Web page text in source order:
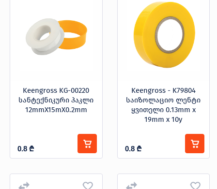
Keengross KG-00220
სანტექნიკური პაკლი
12mmX15mX0.2mm
0.8 ₾
Keengross - K79804
საიზოლაციო ლენტი
ყვითელი 0.13mm x
19mm x 10y
0.8 ₾